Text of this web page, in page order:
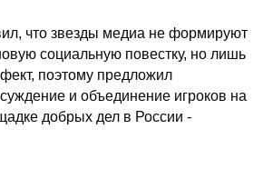
что звезды медиа не формируют
социальную повестку, но лишь
поэтому предложил
и объединение игроков на
добрых дел в России -